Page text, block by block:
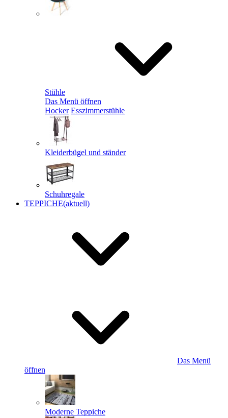
Stühle
Das Menü öffnen
Hocker Esszimmerstühle
Kleiderbügel und ständer
Schuhregale
TEPPICHE(aktuell)
Das Menü
öffnen
Moderne Teppiche